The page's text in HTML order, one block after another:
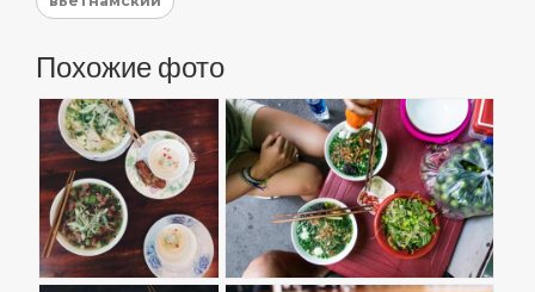
Похожие фото